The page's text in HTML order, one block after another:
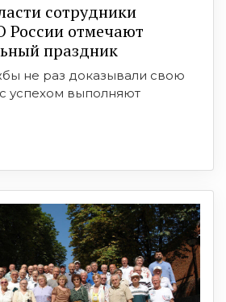
сотрудники
России отмечают
праздник
не раз доказывали свою
успехом выполняют